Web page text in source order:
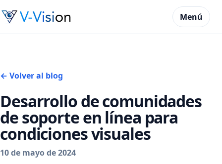
Menú
← Volver al blog
Desarrollo de comunidades
de soporte en línea para
condiciones visuales
10 de mayo de 2024